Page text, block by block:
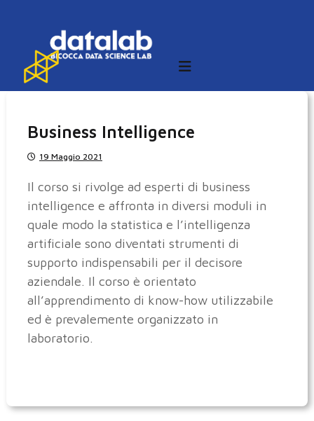
Business Intelligence
19 Maggio 2021
Il corso si rivolge ad esperti di business
intelligence e affronta in diversi moduli in
quale modo la statistica e l’intelligenza
artificiale sono diventati strumenti di
supporto indispensabili per il decisore
aziendale. Il corso è orientato
all’apprendimento di know-how utilizzabile
ed è prevalemente organizzato in
laboratorio.